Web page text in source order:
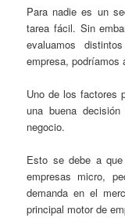
Para nadie es un
tarea fácil. Sin
evaluamos
empresa, podríamos
Uno de los factores
una buena
negocio.
Esto se debe a
empresas micro,
demanda en el
principal motor de